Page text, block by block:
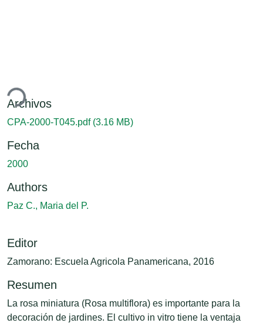
Archivos
CPA-2000-T045.pdf (3.16 MB)
Fecha
2000
Authors
Paz C., Maria del P.
Editor
Zamorano: Escuela Agricola Panamericana, 2016
Resumen
La rosa miniatura (Rosa multiflora) es importante para la
decoración de jardines. El cultivo in vitro tiene la ventaja